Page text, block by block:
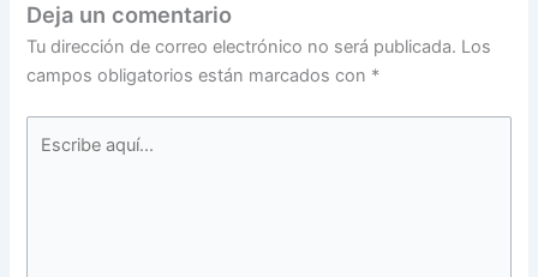
Deja un comentario
Tu dirección de correo electrónico no será publicada. Los
campos obligatorios están marcados con *